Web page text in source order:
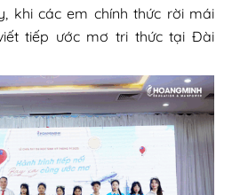
khi các em chính thức rời mái
tiếp ước mơ tri thức tại Đài